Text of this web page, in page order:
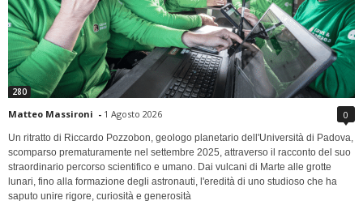
280
Matteo Massironi - 1 Agosto 2026 0
Un ritratto di Riccardo Pozzobon, geologo planetario dell'Università di Padova,
scomparso prematuramente nel settembre 2025, attraverso il racconto del suo
straordinario percorso scientifico e umano. Dai vulcani di Marte alle grotte
lunari, fino alla formazione degli astronauti, l'eredità di uno studioso che ha
saputo unire rigore, curiosità e generosità